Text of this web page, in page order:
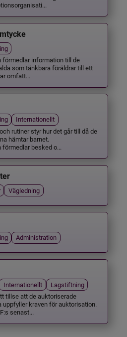
förmedlar information till de
som tänkbara föräldrar till ett
omfatt...
Internationellt
rutiner styr hur det går till då de
hämtar barnet.
besked o...
Vägledning
Administration
Internationellt
Lagstiftning
tillse att de auktoriserade
kraven för auktorisation.
senast...